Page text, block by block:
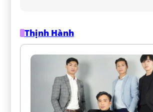
Thịnh Hành